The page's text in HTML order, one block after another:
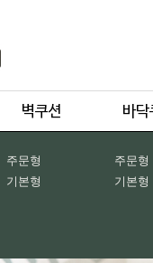
주문형
기본형
주문형
기본형